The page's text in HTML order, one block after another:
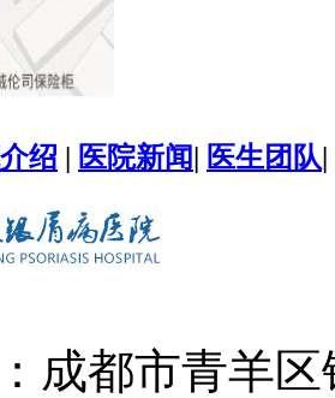
绍 | 医院新闻| 医生团队|
成都市青羊